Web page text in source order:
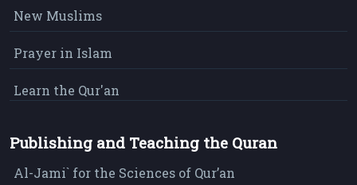
New Muslims
Prayer in Islam
Learn the Qur'an
Publishing and Teaching the Quran
Al-Jami` for the Sciences of Qur’an